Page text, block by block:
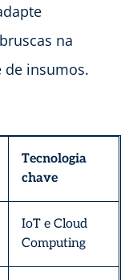
na
insumos.
Tecnologia
chave
IoT e Cloud
Computing